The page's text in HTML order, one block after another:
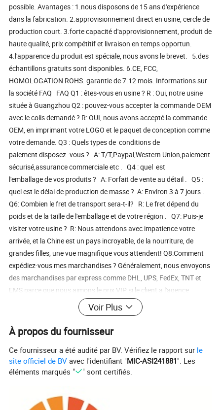
possible. Avantages : 1.nous disposons de 15 ans d'expérience
dans la fabrication. 2.approvisionnement direct en usine, cercle de
production court. 3.forte capacité d'approvisionnement, produit de
haute qualité, prix compétitif et livraison en temps opportun.
4.l'apparence du produit est spéciale, nous avons le brevet. 5.des
échantillons gratuits sont disponibles. 6.CE, FCC,
HOMOLOGATION ROHS. garantie de 7.12 mois. Informations sur
la société FAQ FAQ Q1 : êtes-vous en usine ? R : Oui, notre usine
située à Guangzhou Q2 : pouvez-vous accepter la commande OEM
avec le colis demandé ? R: OUI, nous avons accepté la commande
OEM, en imprimant votre LOGO et le paquet de conception comme
votre demande. Q3 : Quels types de conditions de
paiement disposez -vous ? A: T/T,Paypal,Western Union,paiement
sécurisé,assurance commerciale etc . Q4 : quel est
l'emballage de vos produits ? A: Forfait de vente au détail . Q5 :
quel est le délai de production de masse ? A: Environ 3 à 7 jours .
Q6: Combien le fret de transport sera-t-il? R: Le fret dépend du
poids et de la taille de l'emballage et de votre région . Q7: Puis-je
visiter votre usine ? R: Nous attendons avec impatience votre
arrivée, et la Chine est un pays incroyable, de la nourriture, de
grandes filles, une vue magnifique vous attendent! Q8:Comment
expédiez-vous mes marchandises ? Généralement, nous envoyons
des marchandises par express comme DHL, UPS, FedEx, TNT et
EMS parce que nous aimons le prix VIP si le client a l'agence
d'expédition familière, nous pouvons envoyer des marchandises à
l'adresse que vous avez fournie
Voir Plus
À propos du fournisseur
Ce fournisseur a été audité par BV. Vérifiez le rapport sur le
site officiel de BV avec l'identifiant "MIC-ASI241881". Les
éléments marqués "
" sont certifiés.